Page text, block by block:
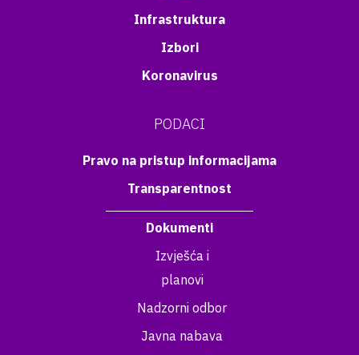
Infrastruktura
Izbori
Koronavirus
PODACI
Pravo na pristup informacijama
Transparentnost
Dokumenti
Izvješća i
planovi
Nadzorni odbor
Javna nabava